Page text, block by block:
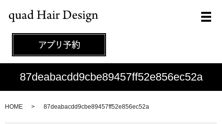
メ
87deabacdd9cbe89457ff52e856ec52a
HOME 87deabacdd9cbe89457ff52e856ec52a